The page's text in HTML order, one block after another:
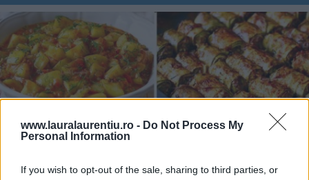
www.lauralaurentiu.ro - Do Not Process My
Personal Information
If you wish to opt-out of the sale, sharing to third parties, or